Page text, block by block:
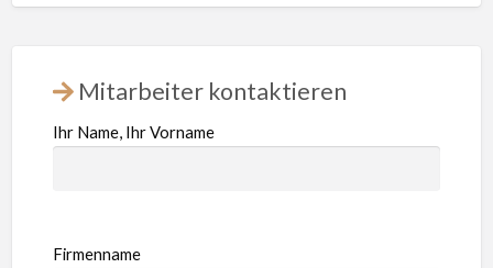
Mitarbeiter kontaktieren
Ihr Name, Ihr Vorname
Firmenname